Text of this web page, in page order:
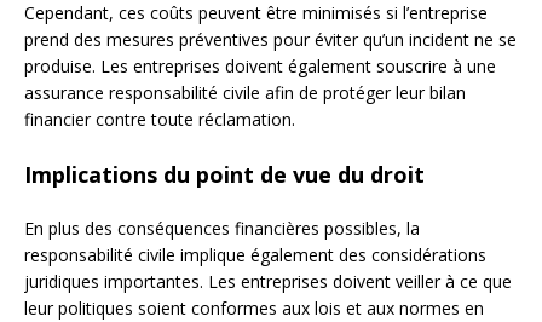
Cependant, ces coûts peuvent être minimisés si l’entreprise
prend des mesures préventives pour éviter qu’un incident ne se
produise. Les entreprises doivent également souscrire à une
assurance responsabilité civile afin de protéger leur bilan
financier contre toute réclamation.
Implications du point de vue du droit
En plus des conséquences financières possibles, la
responsabilité civile implique également des considérations
juridiques importantes. Les entreprises doivent veiller à ce que
leur politiques soient conformes aux lois et aux normes en